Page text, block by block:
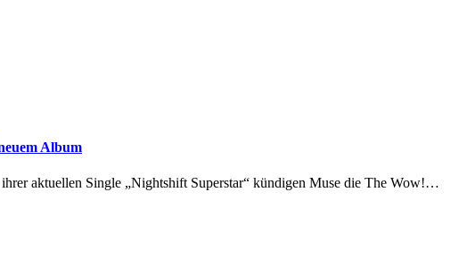
Album
aktuellen Single „Nightshift Superstar“ kündigen Muse die The Wow!…